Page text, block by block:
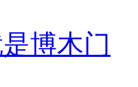
博木门